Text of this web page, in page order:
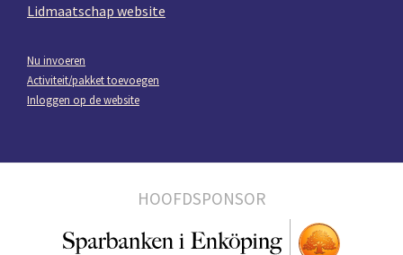
Lidmaatschap website
Nu invoeren
Activiteit/pakket toevoegen
Inloggen op de website
HOOFDSPONSOR